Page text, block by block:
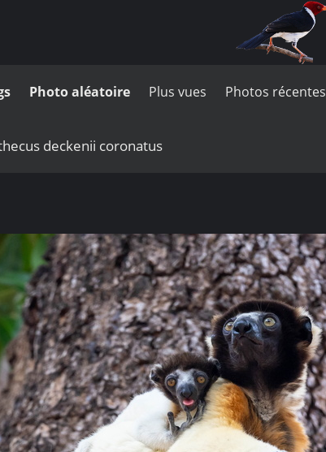
Photo aléatoire Plus vues Photos récentes
deckenii coronatus